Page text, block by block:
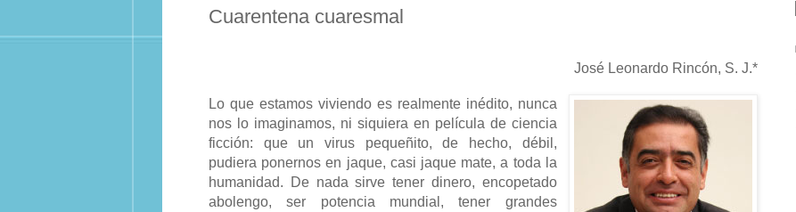
Cuarentena cuaresmal
José Leonardo Rincón, S. J.*
Lo que estamos viviendo es realmente inédito, nunca
nos lo imaginamos, ni siquiera en película de ciencia
ficción: que un virus pequeñito, de hecho, débil,
pudiera ponernos en jaque, casi jaque mate, a toda la
humanidad. De nada sirve tener dinero, encopetado
abolengo, ser potencia mundial, tener grandes